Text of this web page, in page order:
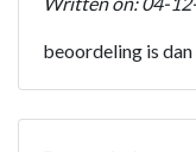
beoordeling is